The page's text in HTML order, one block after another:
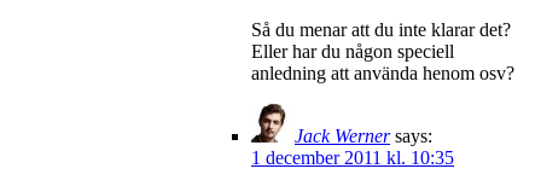
Så du menar att du inte klarar det?
Eller har du någon speciell
anledning att använda henom osv?
Jack Werner says:
1 december 2011 kl. 10:35